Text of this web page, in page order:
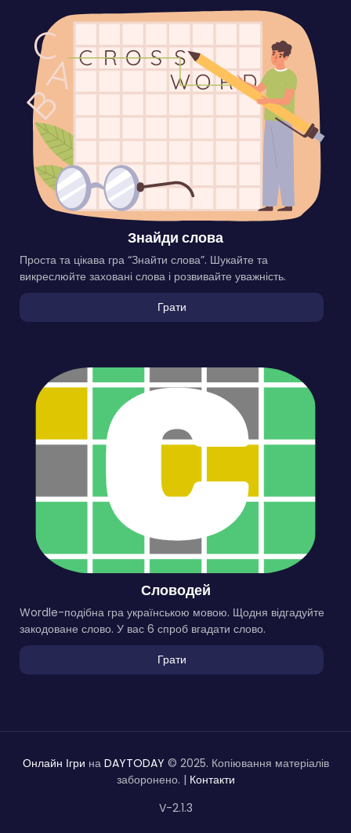
Знайди слова
Проста та цікава гра “Знайти слова”. Шукайте та
викреслюйте заховані слова і розвивайте уважність.
Грати
Словодей
Wordle-подібна гра українською мовою. Щодня відгадуйте
закодоване слово. У вас 6 спроб вгадати слово.
Грати
Онлайн Ігри на DAYTODAY © 2025. Копіювання матеріалів
заборонено. | Контакти
V-2.1.3